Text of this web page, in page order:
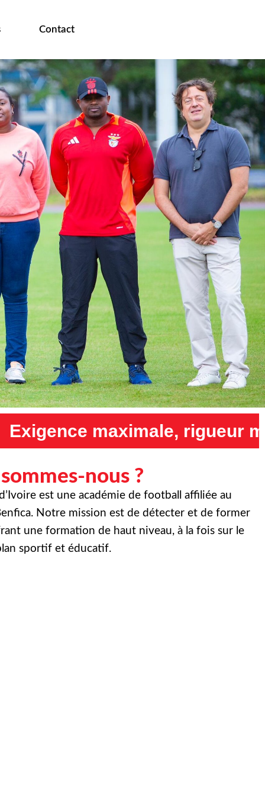
Contact
rigueur maximale et
nous ?
est une académie de football affiliée au
Notre mission est de détecter et de former
une formation de haut niveau, à la fois sur le
sportif et éducatif.